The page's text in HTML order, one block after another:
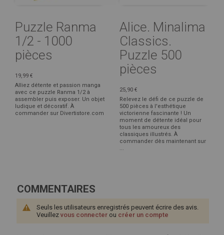
Puzzle Ranma
1/2 - 1000
pièces
19,99 €
Alliez détente et passion manga
avec ce puzzle Ranma 1/2 à
assembler puis exposer. Un objet
ludique et décoratif. À
commander sur Divertistore.com
Alice. Minalima
Classics.
Puzzle 500
pièces
25,90 €
Relevez le défi de ce puzzle de
500 pièces à l'esthétique
victorienne fascinante ! Un
moment de détente idéal pour
tous les amoureux des
classiques illustrés. À
commander dès maintenant sur
...
COMMENTAIRES
Seuls les utilisateurs enregistrés peuvent écrire des avis.
Veuillez vous connecter ou créer un compte